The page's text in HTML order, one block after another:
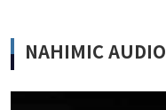
NAHIMIC AUDIO